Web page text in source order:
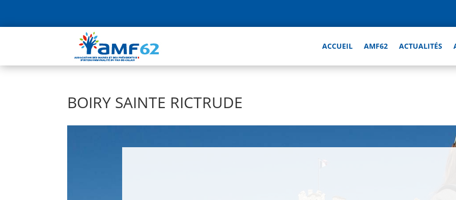
ACCUEIL AMF62 ACTUALITÉS
BOIRY SAINTE RICTRUDE